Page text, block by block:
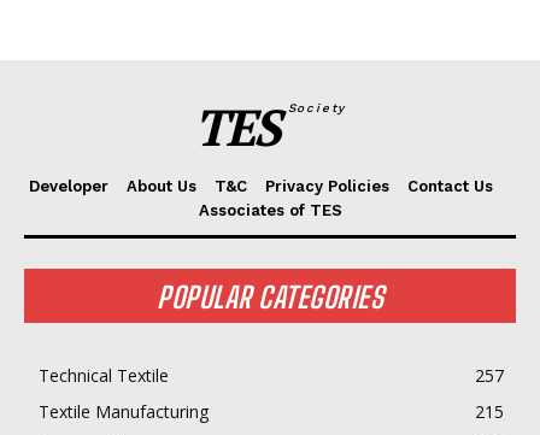
TES Society
Developer About Us T&C Privacy Policies
Contact Us
Associates of TES
POPULAR CATEGORIES
Technical Textile
257
Textile Manufacturing
215